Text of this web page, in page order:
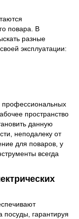
повара. В
разные
эксплуатации:
профессиональных
пространство
данную
неподалеку от
для поваров, у
всегда
посуды, гарантируя